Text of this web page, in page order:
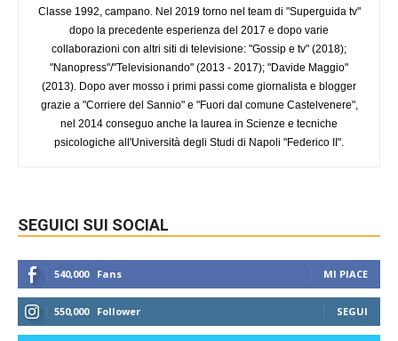
Classe 1992, campano. Nel 2019 torno nel team di "Superguida tv"
dopo la precedente esperienza del 2017 e dopo varie
collaborazioni con altri siti di televisione: "Gossip e tv" (2018);
"Nanopress"/"Televisionando" (2013 - 2017); "Davide Maggio"
(2013). Dopo aver mosso i primi passi come giornalista e blogger
grazie a "Corriere del Sannio" e "Fuori dal comune Castelvenere",
nel 2014 conseguo anche la laurea in Scienze e tecniche
psicologiche all'Università degli Studi di Napoli "Federico II".
SEGUICI SUI SOCIAL
540,000 Fans MI PIACE
550,000 Follower SEGUI